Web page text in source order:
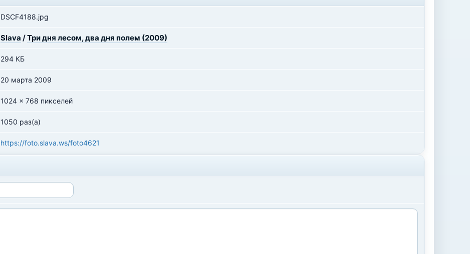
DSCF4188.jpg
Slava /Три дня лесом, два дня полем (2009)
294 КБ
20 марта 2009
1024 x 768 пикселей
1050 раз(а)
https://foto.slava.ws/foto4621